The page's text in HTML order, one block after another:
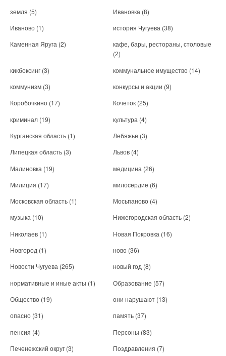
земля (5) Ивановка (8)
Иваново (1) история Чугуева (38)
Каменная Яруга (2)
кафе, бары, рестораны, столовые
(2)
кикбоксинг (3) коммунальное имущество (14)
коммунизм (3) конкурсы и акции (9)
Коробочкино (17) Кочеток (25)
криминал (19) культура (4)
Курганская область (1) Лебяжье (3)
Липецкая область (3) Львов (4)
Малиновка (19) медицина (26)
Милиция (17) милосердие (6)
Московская область (1) Мосьпаново (4)
музыка (10) Нижегородская область (2)
Николаев (1) Новая Покровка (16)
Новгород (1) ново (36)
Новости Чугуева (265) новый год (8)
нормативные и иные акты (1) Образование (57)
Общество (19) они нарушают (13)
опасно (31) память (37)
пенсия (4) Персоны (83)
Печенежский округ (3) Поздравления (7)